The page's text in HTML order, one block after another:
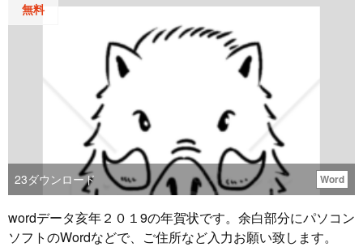
無料
23ダウンロード Word
wordデータ亥年２０１9の年賀状です。余白部分にパソコン
ソフトのWordなどで、ご住所など入力お願い致します。